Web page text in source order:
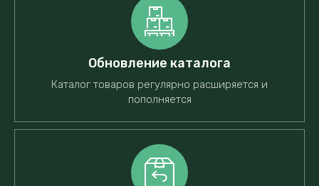
Обновление каталога
Каталог товаров регулярно расширяется и
пополняется